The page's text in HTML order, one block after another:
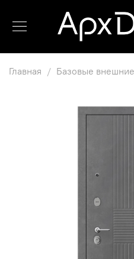
Главная Базовые